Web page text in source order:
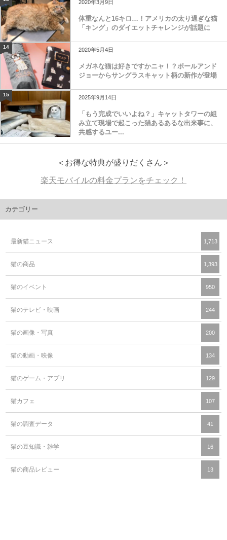
2020年3月9日
体重なんと16キロ…！アメリカの太り過ぎな猫
「キング」のダイエットチャレンジが話題に
14 2020年5月4日
メガネな猫は好きですかニャ！？ポールアンド
ジョーからサングラスキャット柄の新作が登場
15 2025年9月14日
「もう完成でいいよね？」キャットタワーの組
み立て現場で起こった猫あるあるな出来事に、
共感するユー...
＜お得な特典が盛りだくさん＞
楽天モバイルの料金プランをチェック！
カテゴリー
最新猫ニュース 1,713
猫の商品 1,393
猫のイベント 950
猫のテレビ・映画 244
猫の画像・写真 200
猫の動画・映像 134
猫のゲーム・アプリ 129
猫カフェ 107
猫の調査データ 41
猫の豆知識・雑学 16
猫の商品レビュー 13